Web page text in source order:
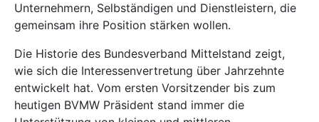
Unternehmern, Selbständigen und Dienstleistern, die
gemeinsam ihre Position stärken wollen.
Die Historie des Bundesverband Mittelstand zeigt,
wie sich die Interessenvertretung über Jahrzehnte
entwickelt hat. Vom ersten Vorsitzender bis zum
heutigen BVMW Präsident stand immer die